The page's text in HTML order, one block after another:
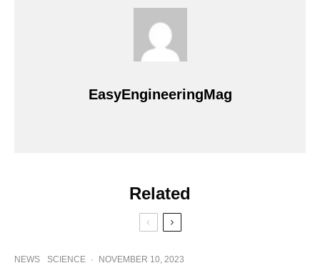
EasyEngineeringMag
Related
NEWS SCIENCE · NOVEMBER 10, 2023